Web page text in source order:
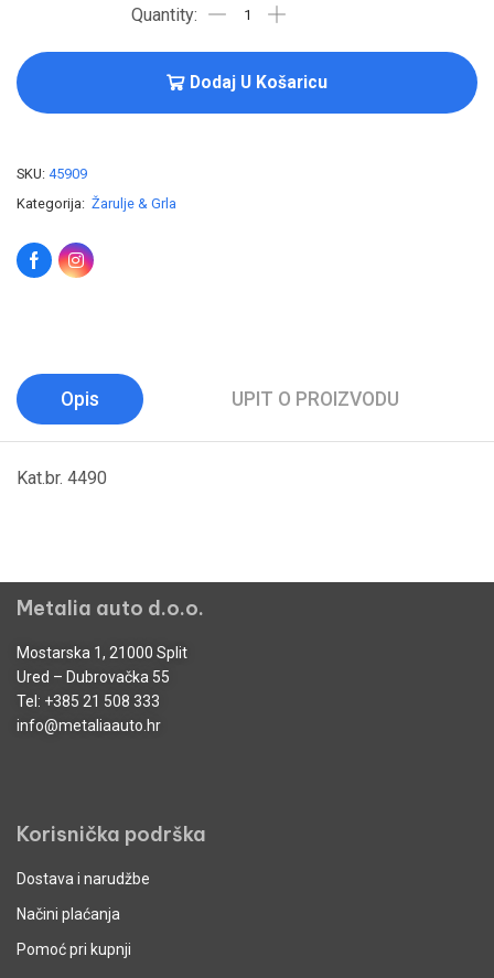
Dodaj U Košaricu
SKU: 45909
Kategorija: Žarulje & Grla
Opis UPIT O PROIZVODU
Kat.br. 4490
Metalia auto d.o.o.
Mostarska 1, 21000 Split
Ured – Dubrovačka 55
Tel: +385 21 508 333
info@metaliaauto.hr
Korisnička podrška
Dostava i narudžbe
Načini plaćanja
Pomoć pri kupnji